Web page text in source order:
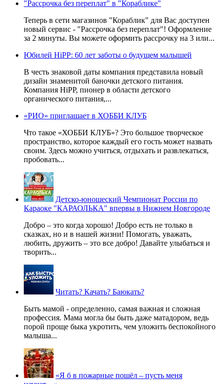
"Рассрочка без переплат" в "Кораблике"
Теперь в сети магазинов "Кораблик" для Вас доступен
новый сервис - "Рассрочка без переплат"! Оформление
за 2 минуты. Вы можете оформить рассрочку на 3 или...
Юбилей HiPP: 60 лет заботы о будущем малышей
В честь знаковой даты компания представила новый
дизайн знаменитой баночки детского питания.
Компания HiPP, пионер в области детского
органического питания,...
«РИО» приглашает в ХОББИ КЛУБ
Что такое «ХОББИ КЛУБ»? Это большое творческое
пространство, которое каждый его гость может назвать
своим. Здесь можно учиться, отдыхать и развлекаться,
пробовать...
Детско-юношеский Чемпионат России по
Караоке "КАРАОЛЬКА" впервы в Нижнем Новгороде
Добро – это когда хорошо! Добро есть не только в
сказках, но и в нашей жизни! Помогать, уважать,
любить, дружить – это все добро! Давайте улыбаться и
творить...
Читать? Качать? Баюкать?
Быть мамой - определенно, самая важная и сложная
профессия. Мама могла бы быть даже матадором, ведь
порой проще быка укротить, чем уложить беспокойного
малыша...
«Я б в пожарные пошёл – пусть меня